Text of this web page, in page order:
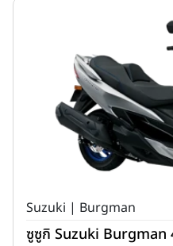
Suzuki | Burgman
ซูซูกิ Suzuki Burgman